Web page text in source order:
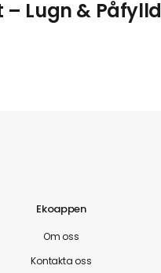
– Lugn & Påfylld
Ekoappen
Om oss
Kontakta oss